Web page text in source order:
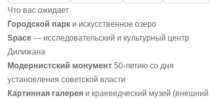
Что вас ожидает
Городской парк и искусственное озеро
Space — исследовательский и культурный центр
Дилижана
Модернистский монумент 50-летию со дня
установления советской власти
Картинная галерея и краеведческий музей (внешний